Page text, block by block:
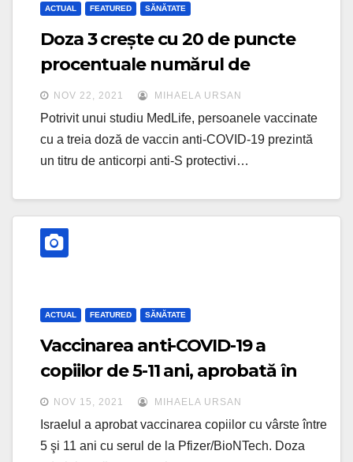
ACTUAL FEATURED SĂNĂTATE
Doza 3 crește cu 20 de puncte
procentuale numărul de
anticorpi, portivit unui studiu
NOV 22, 2021 MIHAELA URSAN
Potrivit unui studiu MedLife, persoanele vaccinate
cu a treia doză de vaccin anti-COVID-19 prezintă
un titru de anticorpi anti-S protectivi…
ACTUAL FEATURED SĂNĂTATE
Vaccinarea anti-COVID-19 a
copiilor de 5-11 ani, aprobată în
Israel
NOV 15, 2021 MIHAELA URSAN
Israelul a aprobat vaccinarea copiilor cu vârste între
5 şi 11 ani cu serul de la Pfizer/BioNTech. Doza